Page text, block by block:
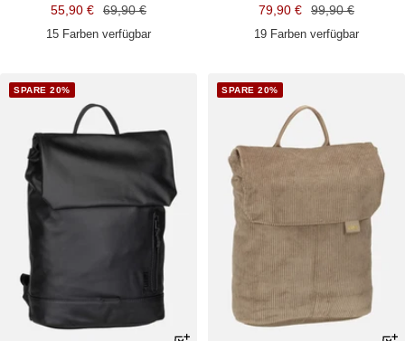
Angebotspreis
55,90 €
Regulärer
Preis
69,90 €
15 Farben verfügbar
Angebotspreis
79,90 €
Regulärer
Preis
99,90 €
19 Farben verfügbar
SPARE 20% SPARE 20%